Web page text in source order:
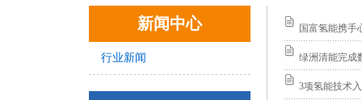
新闻中心
行业新闻
国富氢能携手
绿洲清能完成
3项氢能技术